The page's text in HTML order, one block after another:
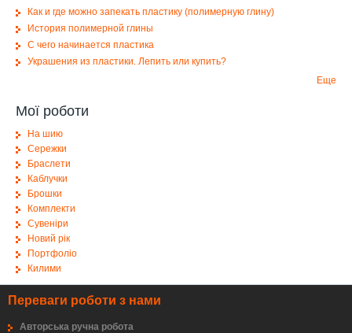
Как и где можно запекать пластику (полимерную глину)
История полимерной глины
С чего начинается пластика
Украшения из пластики. Лепить или купить?
Еще
Мої роботи
На шию
Сережки
Браслети
Каблучки
Брошки
Комплекти
Сувеніри
Новий рік
Портфоліо
Килими
Переваги роботи з нами
Авторська ручна робота